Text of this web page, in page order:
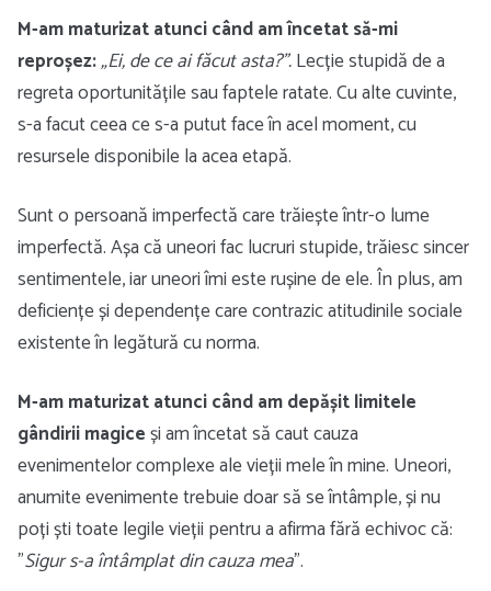
M-am maturizat atunci când am încetat să-mi
reproșez:„Ei, de ce ai făcut asta?”.Lecție stupidă de a
regreta oportunitățile sau faptele ratate. Cu alte cuvinte,
s-a facut ceea ce s-a putut face în acel moment, cu
resursele disponibile la acea etapă.
Sunt o persoană imperfectă care trăiește într-o lume
imperfectă. Așa că uneori fac lucruri stupide, trăiesc sincer
sentimentele, iar uneori îmi este rușine de ele. În plus, am
deficiențe și dependențe care contrazic atitudinile sociale
existente în legătură cu norma.
M-am maturizat atunci când am depășit limitele
gândirii magiceși am încetat să caut cauza
evenimentelor complexe ale vieții mele în mine. Uneori,
anumite evenimente trebuie doar să se întâmple, și nu
poți ști toate legile vieții pentru a afirma fără echivoc că:
”Sigur s-a întâmplat din cauza mea”.